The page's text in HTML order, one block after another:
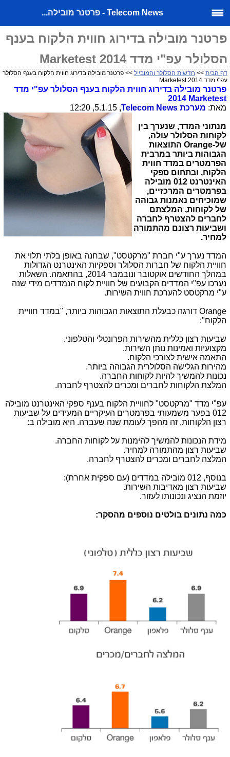
Telecom News - פרטנר מובילה...
פרטנר מובילה בדירוג חווית הלקוח בענף
הסלולר עפ"י מדד Marketest 2014
דף הבית >> חדשות הסלולר והמובייל >> פרטנר מובילה בדירוג חווית הלקוח בענף הסלולר
עפ"י מדד Marketest 2014
פרטנר מובילה בדירוג חווית הלקוח בענף הסלולר עפ"י מדד
Marketest
מאת: מערכת Telecom News
,
5.1.15, 12:20
מנתוני המדד, שנערך בין
לקוחות הסלולר עולה,
של-Orange התוצאות
הגבוהות ביותר במרבית
הפרמטרים במדד חווית
הלקוח, ובתחום ספקי
האינטרנט 012 מובילה
בפרמטרים המרכזיים,
שמוכיחים נאמנות גבוהה
של לקוחות, המלצתם
לחברים להצטרף לחברה
ושביעות רצונם מהתמורה
למחיר.
המדד נערך ע"י חברת "מרקטסט", שבחנה באופן בלתי תלוי את
חוויית הלקוח של חברות הסלולר וספקיות האינטרנט הגדולות
במהלך החודשים אוקטובר ונובמבר 2014, בהתאמה. השאלות
נערכו עפ"י המדדים הקבועים של חוויית לקוח הנמדדים מידי שנה
ע"י מרקטסט להערכת חווית השירות.
Orange דורגה כבעלת התוצאות הגבוהות ביותר, "במדד חוויית
הלקוח":
שביעות רצון כללית מהשירות הפרונטלי והטלפוני.
מקצועיות ואמינות נותן השירות.
התאמה אישית לצורכי הלקוח.
מהירות הגלישה הסלולרית הגבוהה ביותר.
נכונות להמשיך להיות לקוחות החברה.
המלצת הלקוחות לחברים ומכרים להצטרף לחברה.
עפ"י מדד "מרקטסט" לחוויית הלקוח בענף ספקי האינטרנט מובילה
012 בפער משמעותי בפרמטרים העיקריים המעידים על שביעות
רצון הלקוחות, זה מהפך לעומת שנה שעברה. היא מובילה ב:
מידת הנכונות להמשיך להימנות על לקוחות החברה.
שביעות רצון מהתמורה למחיר.
המלצה לחברים ומכרים להצטרף לחברה.
בנוסף, 012 מובילה במדדים (עם ספקית אחרת):
שביעות רצון מאדיבות השירות.
יוזמת הנציג ונכונותו לעזור.
כמה נתונים בולטים נוספים מהסקר: